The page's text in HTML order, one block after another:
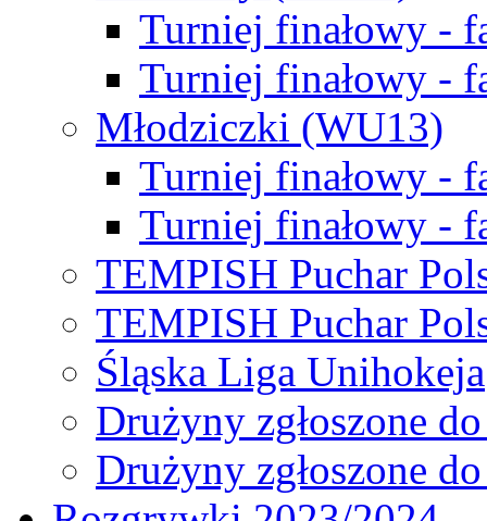
Turniej finałowy -
Turniej finałowy -
Młodziczki (WU13)
Turniej finałowy -
Turniej finałowy -
TEMPISH Puchar
TEMPISH Puchar
Śląska Liga Unihokeja
Drużyny zgłoszone
Drużyny zgłoszone